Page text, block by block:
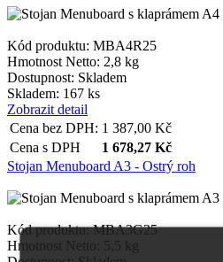
Kód produktu: MBA4R25
Hmotnost Netto: 2,8 kg
Dostupnost: Skladem
Skladem: 167 ks
Zobrazit detail
Cena bez DPH: 1 387,00 Kč
Cena s DPH
1 678,27 Kč
Stojan Menuboard A3 - Ostrý roh
Kód produktu: MBA3G25
Hmotnost Netto:
5,5 kg